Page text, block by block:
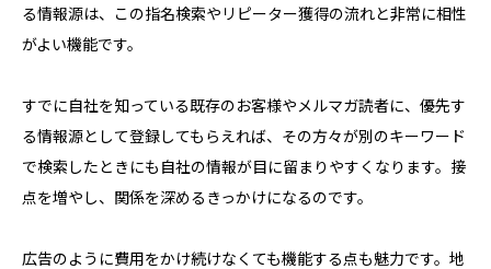
る情報源は、この指名検索やリピーター獲得の流れと非常に相性
がよい機能です。
すでに自社を知っている既存のお客様やメルマガ読者に、優先す
る情報源として登録してもらえれば、その方々が別のキーワード
で検索したときにも自社の情報が目に留まりやすくなります。接
点を増やし、関係を深めるきっかけになるのです。
広告のように費用をかけ続けなくても機能する点も魅力です。地